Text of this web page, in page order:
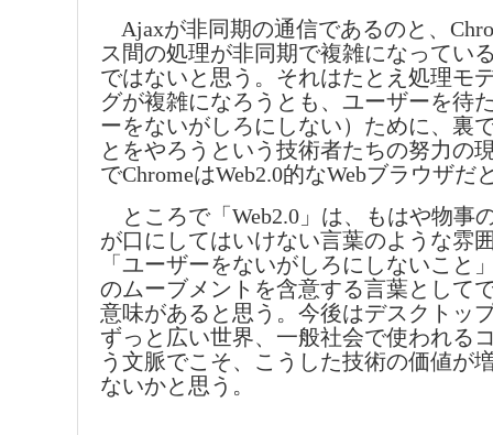
Ajaxが非同期の通信であるのと、
ス間の処理が非同期で複雑になってい
ではないと思う。それはたとえ処理モ
グが複雑になろうとも、ユーザーを待
ーをないがしろにしない）ために、裏
とをやろうという技術者たちの努力の
でChromeはWeb2.0的なWebブラウザだ
ところで「Web2.0」は、もはや物事
が口にしてはいけない言葉のような雰
「ユーザーをないがしろにしないこと
のムーブメントを含意する言葉として
意味があると思う。今後はデスクトッ
ずっと広い世界、一般社会で使われる
う文脈でこそ、こうした技術の価値が
ないかと思う。